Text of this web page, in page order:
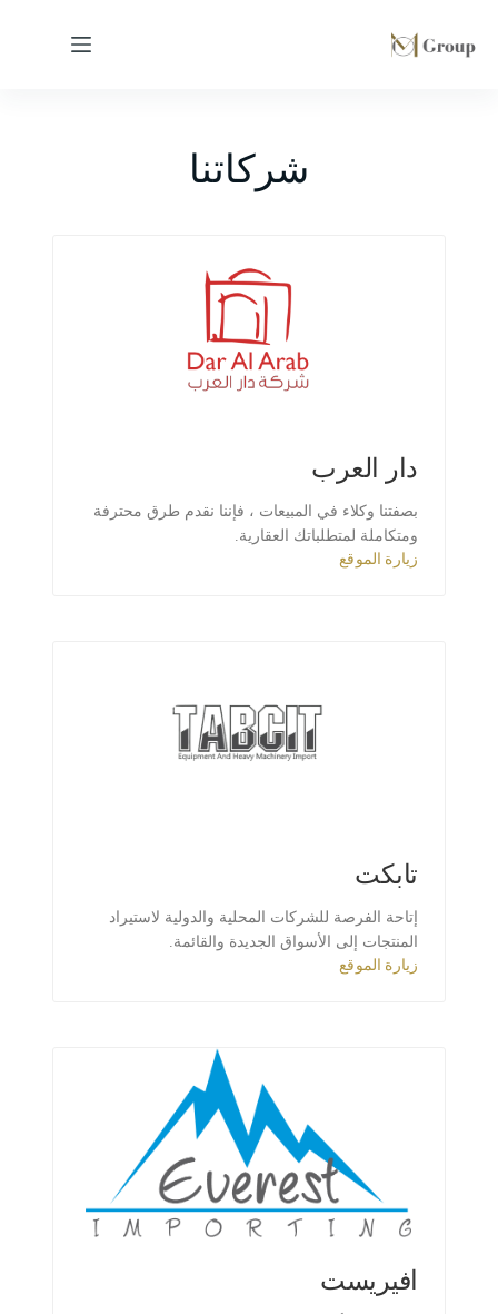
شركاتنا
دار العرب
بصفتنا وكلاء في المبيعات ، فإننا نقدم طرق محترفة
ومتكاملة لمتطلباتك العقارية.
زيارة الموقع
تابكت
إتاحة الفرصة للشركات المحلية والدولية لاستيراد
المنتجات إلى الأسواق الجديدة والقائمة.
زيارة الموقع
افيريست